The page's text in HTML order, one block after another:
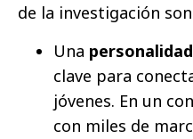
de la investigación
Una
clave para
jóvenes. En un
con miles de